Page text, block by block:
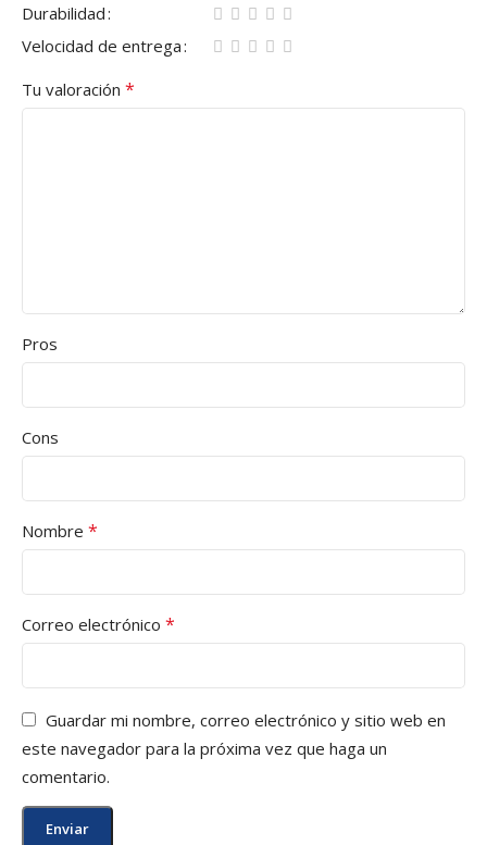
Durabilidad
Velocidad de entrega
Tu valoración *
Pros
Cons
Nombre *
Correo electrónico *
Guardar mi nombre, correo electrónico y sitio web en
este navegador para la próxima vez que haga un
comentario.